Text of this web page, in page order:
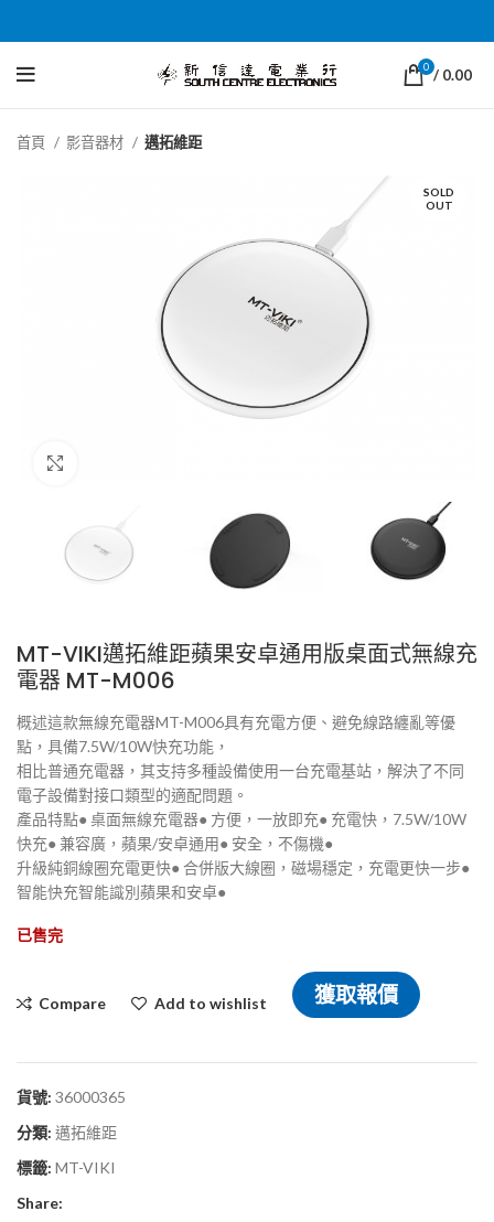
0 / 0.00
首頁 影音器材 邁拓維距
SOLD
OUT
MT-VIKI邁拓維距蘋果安卓通用版桌面式無線充
電器 MT-M006
概述這款無線充電器MT-M006具有充電方便、避免線路纏亂等優
點，具備7.5W/10W快充功能，
相比普通充電器，其支持多種設備使用一台充電基站，解決了不同
電子設備對接口類型的適配問題。
產品特點● 桌面無線充電器● 方便，一放即充● 充電快，7.5W/10W
快充● 兼容廣，蘋果/安卓通用● 安全，不傷機●
升級純銅線圈充電更快● 合併版大線圈，磁場穩定，充電更快一步●
智能快充智能識別蘋果和安卓●
已售完
Compare Add to wishlist 獲取報價
貨號: 36000365
分類: 邁拓維距
標籤: MT-VIKI
Share: